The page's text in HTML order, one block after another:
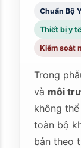
Chuẩn Bộ
Thiết bị y
Kiểm soát
Trong
và môi
không
toàn bộ
bản theo